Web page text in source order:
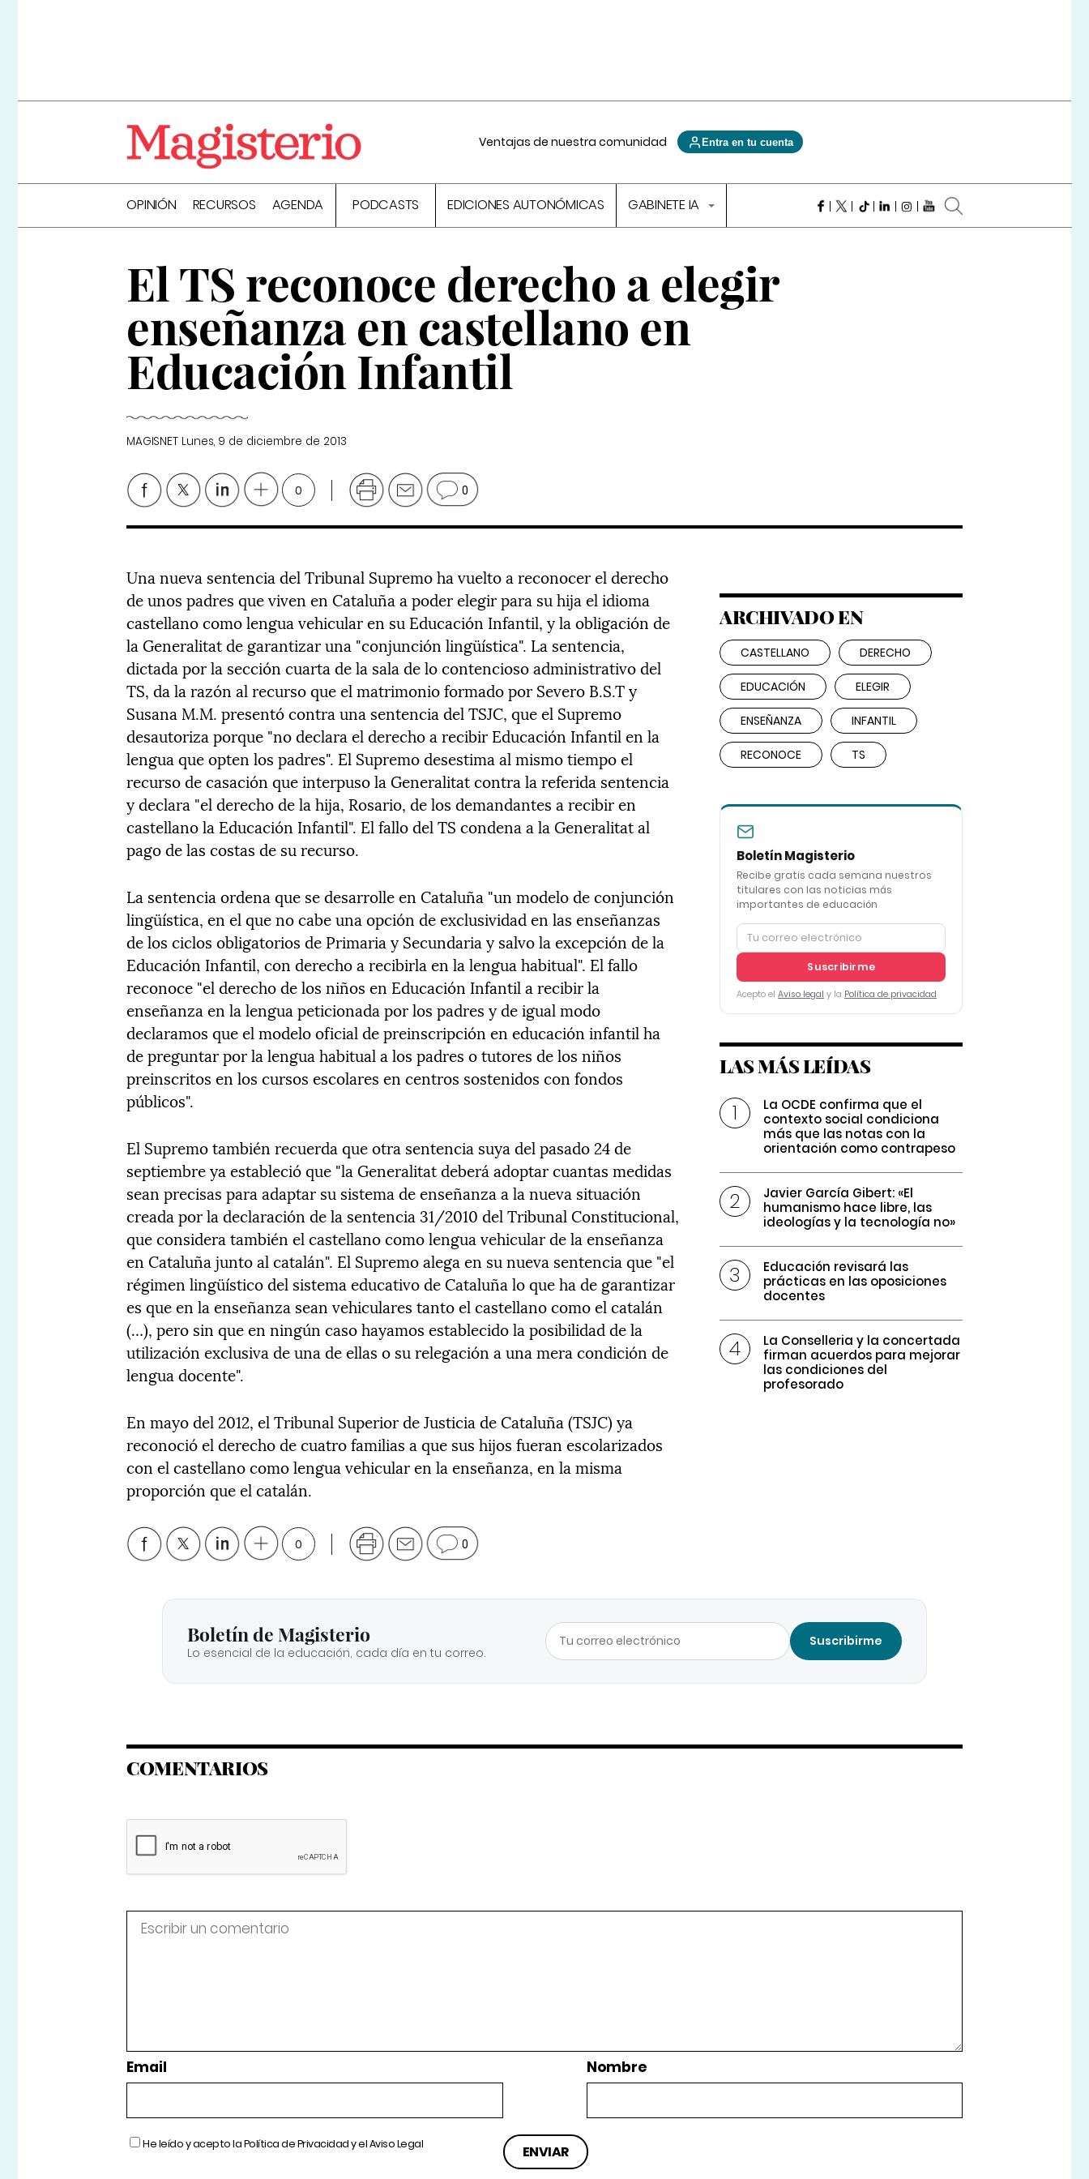
Ventajas de nuestra comunidad Entra en tu cuenta
OPINIÓN RECURSOS AGENDA PODCASTS EDICIONES AUTONÓMICAS GABINETE IA
El TS reconoce derecho a elegir
enseñanza en castellano en
Educación Infantil
MAGISNET Lunes, 9 de diciembre de 2013
0 0
Una nueva sentencia del Tribunal Supremo ha vuelto a reconocer el derecho
de unos padres que viven en Cataluña a poder elegir para su hija el idioma
castellano como lengua vehicular en su Educación Infantil, y la obligación de
la Generalitat de garantizar una "conjunción lingüística". La sentencia,
dictada por la sección cuarta de la sala de lo contencioso administrativo del
TS, da la razón al recurso que el matrimonio formado por Severo B.S.T y
Susana M.M. presentó contra una sentencia del TSJC, que el Supremo
desautoriza porque "no declara el derecho a recibir Educación Infantil en la
lengua que opten los padres". El Supremo desestima al mismo tiempo el
recurso de casación que interpuso la Generalitat contra la referida sentencia
y declara "el derecho de la hija, Rosario, de los demandantes a recibir en
castellano la Educación Infantil". El fallo del TS condena a la Generalitat al
pago de las costas de su recurso.
La sentencia ordena que se desarrolle en Cataluña "un modelo de conjunción
lingüística, en el que no cabe una opción de exclusividad en las enseñanzas
de los ciclos obligatorios de Primaria y Secundaria y salvo la excepción de la
Educación Infantil, con derecho a recibirla en la lengua habitual". El fallo
reconoce "el derecho de los niños en Educación Infantil a recibir la
enseñanza en la lengua peticionada por los padres y de igual modo
declaramos que el modelo oficial de preinscripción en educación infantil ha
de preguntar por la lengua habitual a los padres o tutores de los niños
preinscritos en los cursos escolares en centros sostenidos con fondos
públicos".
El Supremo también recuerda que otra sentencia suya del pasado 24 de
septiembre ya estableció que "la Generalitat deberá adoptar cuantas medidas
sean precisas para adaptar su sistema de enseñanza a la nueva situación
creada por la declaración de la sentencia 31/2010 del Tribunal Constitucional,
que considera también el castellano como lengua vehicular de la enseñanza
en Cataluña junto al catalán". El Supremo alega en su nueva sentencia que "el
régimen lingüístico del sistema educativo de Cataluña lo que ha de garantizar
es que en la enseñanza sean vehiculares tanto el castellano como el catalán
(…), pero sin que en ningún caso hayamos establecido la posibilidad de la
utilización exclusiva de una de ellas o su relegación a una mera condición de
lengua docente".
En mayo del 2012, el Tribunal Superior de Justicia de Cataluña (TSJC) ya
reconoció el derecho de cuatro familias a que sus hijos fueran escolarizados
con el castellano como lengua vehicular en la enseñanza, en la misma
proporción que el catalán.
0 0
ARCHIVADO EN
CASTELLANO DERECHO
EDUCACIÓN ELEGIR
ENSEÑANZA INFANTIL
RECONOCE TS
Boletín Magisterio
Recibe gratis cada semana nuestros
titulares con las noticias más
importantes de educación
Suscribirme
Acepto el Aviso legal y la Política de privacidad
LAS MÁS LEÍDAS
La OCDE confirma que el
contexto social condiciona
más que las notas con la
orientación como contrapeso
Javier García Gibert: «El
humanismo hace libre, las
ideologías y la tecnología no»
Educación revisará las
prácticas en las oposiciones
docentes
La Conselleria y la concertada
firman acuerdos para mejorar
las condiciones del
profesorado
Boletín de Magisterio
Lo esencial de la educación, cada día en tu correo.
Suscribirme
COMENTARIOS
Email Nombre
He leído y acepto laPolítica de Privacidady elAviso Legal